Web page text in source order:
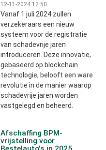
12-11-2024 12:50
Vanaf 1 juli 2024 zullen
verzekeraars een nieuw
systeem voor de registratie
van schadevrije jaren
introduceren. Deze innovatie,
gebaseerd op blockchain
technologie, belooft een ware
revolutie in de manier waarop
schadevrije jaren worden
vastgelegd en beheerd.
Afschaffing BPM-
vrijstelling voor